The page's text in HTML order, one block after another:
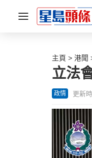
主頁 港聞
立法
政情 更新